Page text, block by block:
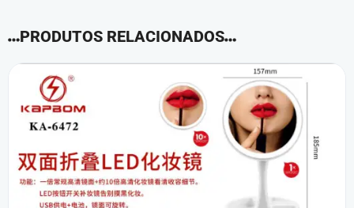
PRODUTOS RELACIONADOS